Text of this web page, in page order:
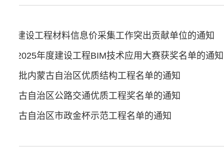
区建设工程材料信息价采集工作突出贡献单位的通知
区2025年度建设工程BIM技术应用大赛获奖名单的通知
一批内蒙古自治区优质结构工程名单的通知
蒙古自治区公路交通优质工程奖名单的通知
蒙古自治区市政金杯示范工程名单的通知